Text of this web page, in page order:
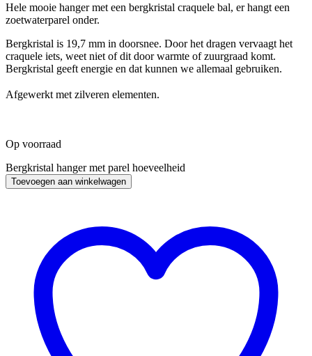
Hele mooie hanger met een bergkristal craquele bal, er hangt een
zoetwaterparel onder.
Bergkristal is 19,7 mm in doorsnee. Door het dragen vervaagt het
craquele iets, weet niet of dit door warmte of zuurgraad komt.
Bergkristal geeft energie en dat kunnen we allemaal gebruiken.
Afgewerkt met zilveren elementen.
Op voorraad
Bergkristal hanger met parel hoeveelheid
Toevoegen aan winkelwagen